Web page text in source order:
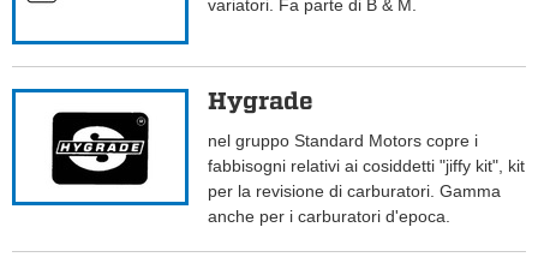
variatori. Fa parte di B & M.
Hygrade
nel gruppo Standard Motors copre i
fabbisogni relativi ai cosiddetti "jiffy kit", kit
per la revisione di carburatori. Gamma
anche per i carburatori d'epoca.